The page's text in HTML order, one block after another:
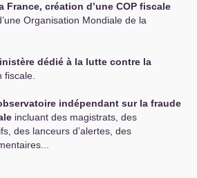
France, création d’une COP fiscale
Organisation Mondiale de la
dédié à la lutte contre la
fiscale.
indépendant sur la fraude
incluant des magistrats, des
des lanceurs d’alertes, des